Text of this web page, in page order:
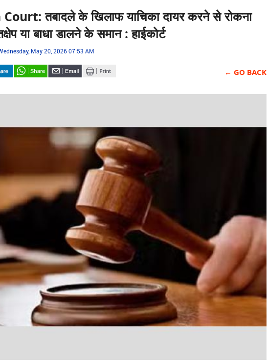
तबादले के खिलाफ याचिका दायर करने से रोकना
या बाधा डालने के समान : हाईकोर्ट
May 20, 2026 07:53 AM
← GO BACK